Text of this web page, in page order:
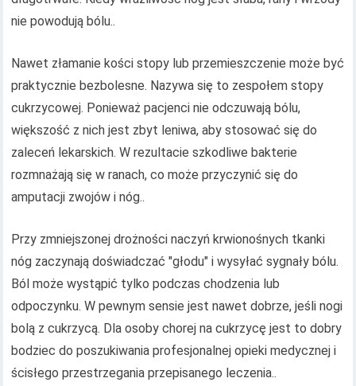
nie powodują bólu..
Nawet złamanie kości stopy lub przemieszczenie może być
praktycznie bezbolesne. Nazywa się to zespołem stopy
cukrzycowej. Ponieważ pacjenci nie odczuwają bólu,
większość z nich jest zbyt leniwa, aby stosować się do
zaleceń lekarskich. W rezultacie szkodliwe bakterie
rozmnażają się w ranach, co może przyczynić się do
amputacji zwojów i nóg..
Przy zmniejszonej drożności naczyń krwionośnych tkanki
nóg zaczynają doświadczać "głodu" i wysyłać sygnały bólu.
Ból może wystąpić tylko podczas chodzenia lub
odpoczynku. W pewnym sensie jest nawet dobrze, jeśli nogi
bolą z cukrzycą. Dla osoby chorej na cukrzycę jest to dobry
bodziec do poszukiwania profesjonalnej opieki medycznej i
ścisłego przestrzegania przepisanego leczenia..